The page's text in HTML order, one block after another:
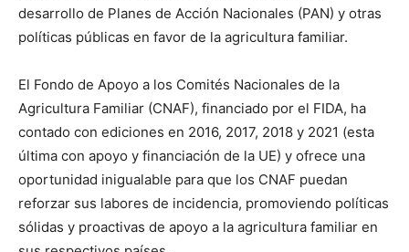
desarrollo de Planes de Acción Nacionales (PAN) y otras
políticas públicas en favor de la agricultura familiar.
El Fondo de Apoyo a los Comités Nacionales de la
Agricultura Familiar (CNAF), financiado por el FIDA, ha
contado con ediciones en 2016, 2017, 2018 y 2021 (esta
última con apoyo y financiación de la UE) y ofrece una
oportunidad inigualable para que los CNAF puedan
reforzar sus labores de incidencia, promoviendo políticas
sólidas y proactivas de apoyo a la agricultura familiar en